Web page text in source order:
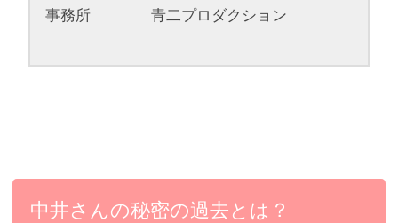
事務所 青二プロダクション
中井さんの秘密の過去とは？